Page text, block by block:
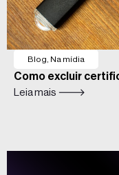
Blog Na mídia
Como excluir
Leia mais 🡒